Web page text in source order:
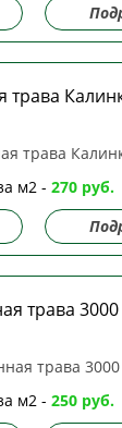
трава
м2 - 270 руб.
трава
м2 - 250 руб.